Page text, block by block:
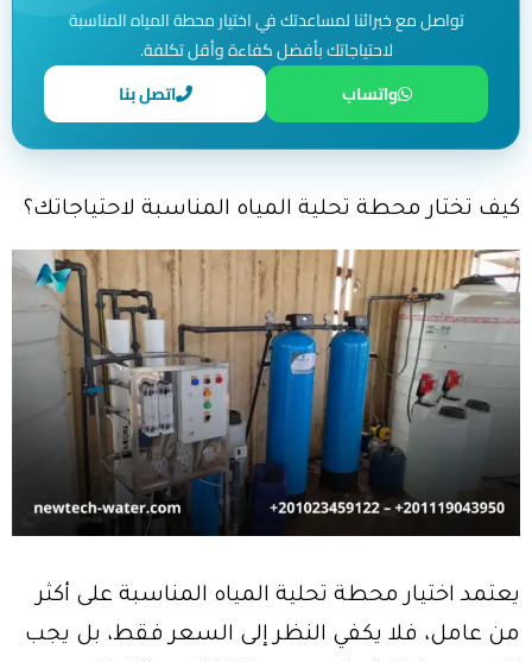
تواصل مع خبرائنا لمساعدتك في اختيار محطة المياه المناسبة
لاحتياجاتك بأفضل كفاءة وأقل تكلفة.
واتساب
اتصل بنا
كيف تختار محطة تحلية المياه المناسبة لاحتياجاتك؟
يعتمد اختيار محطة تحلية المياه المناسبة على أكثر
من عامل، فلا يكفي النظر إلى السعر فقط، بل يجب